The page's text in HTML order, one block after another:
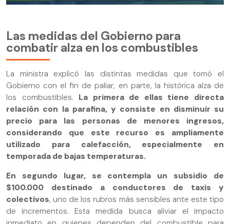
Las medidas del Gobierno para
combatir alza en los combustibles
La ministra explicó las distintas medidas que tomó el
Gobierno con el fin de paliar, en parte, la histórica alza de
los combustibles. La primera de ellas tiene directa
relación con la parafina, y consiste en disminuir su
precio para las personas de menores ingresos,
considerando que este recurso es ampliamente
utilizado para calefacción, especialmente en
temporada de bajas temperaturas.
En segundo lugar, se contempla un subsidio de
$100.000 destinado a conductores de taxis y
colectivos, uno de los rubros más sensibles ante este tipo
de incrementos. Esta medida busca aliviar el impacto